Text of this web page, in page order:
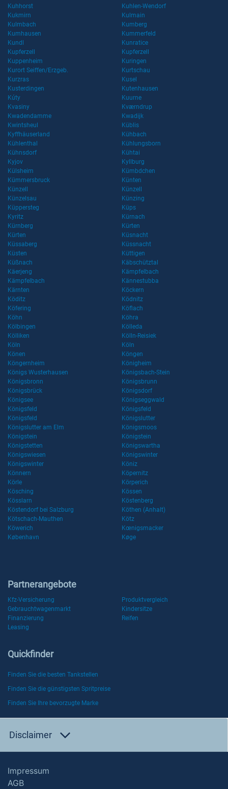
Kuhhorst
Kuhlen-Wendorf
Kukmirn
Kulmain
Kulmbach
Kumberg
Kumhausen
Kummerfeld
Kundl
Kunratice
Kupferzell
Kupferzell
Kuppenheim
Kuringen
Kurort Seiffen/Erzgeb.
Kurtschau
Kurzras
Kusel
Kusterdingen
Kutenhausen
Kúty
Kuurne
Kvasiny
Kværndrup
Kwadendamme
Kwadijk
Kwintsheul
Küblis
Kyffhäuserland
Kühbach
Kühlenthal
Kühlungsborn
Kühnsdorf
Kühtai
Kyjov
Kyllburg
Külsheim
Kümbdchen
Kümmersbruck
Künten
Künzell
Künzell
Künzelsau
Künzing
Küppersteg
Küps
Kyritz
Kürnach
Kürnberg
Kürten
Kürten
Küsnacht
Küssaberg
Küssnacht
Küsten
Küttigen
Küßnach
Käbschütztal
Käerjeng
Kämpfelbach
Kämpfelbach
Kännestubba
Kärnten
Köckern
Köditz
Ködnitz
Köfering
Köflach
Köhn
Köhra
Kölbingen
Kölleda
Kölliken
Kölln-Reisiek
Köln
Köln
Könen
Köngen
Köngernheim
Königheim
Königs Wusterhausen
Königsbach-Stein
Königsbronn
Königsbrunn
Königsbrück
Königsdorf
Königsee
Königseggwald
Königsfeld
Königsfeld
Königsfeld
Königslutter
Königslutter am Elm
Königsmoos
Königstein
Königstein
Königstetten
Königswartha
Königswiesen
Königswinter
Königswinter
Köniz
Könnern
Köpernitz
Körle
Körperich
Kösching
Kössen
Kösslarn
Köstenberg
Köstendorf bei Salzburg
Köthen (Anhalt)
Kötschach-Mauthen
Kötz
Köwerich
Kœnigsmacker
København
Køge
Partnerangebote
Kfz-Versicherung
Produktvergleich
Gebrauchtwagenmarkt
Kindersitze
Finanzierung
Reifen
Leasing
Quickfinder
Finden Sie die besten Tankstellen
Finden Sie die günstigsten Spritpreise
Finden Sie Ihre bevorzugte Marke
Disclaimer
Impressum
AGB